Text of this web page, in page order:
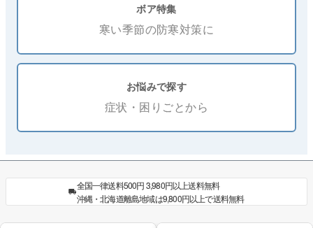
ボア特集
寒い季節の防寒対策に
お悩みで探す
症状・困りごとから
全国一律送料500円 3,980円以上送料無料
沖縄・北海道離島地域は9,800円以上で送料無料